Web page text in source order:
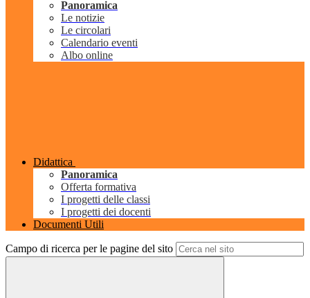
Panoramica
Le notizie
Le circolari
Calendario eventi
Albo online
Didattica
Panoramica
Offerta formativa
I progetti delle classi
I progetti dei docenti
Documenti Utili
Campo di ricerca per le pagine del sito